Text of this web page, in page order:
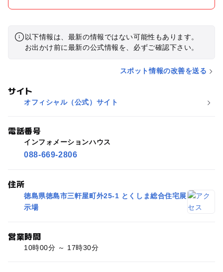
以下情報は、最新の情報ではない可能性もあります。
お出かけ前に最新の公式情報を、必ずご確認下さい。
スポット情報の改善を送る
サイト
オフィシャル（公式）サイト
電話番号
インフォメーションハウス
088-669-2806
住所
徳島県徳島市三軒屋町外25-1 とくしま総合住宅展
示場
営業時間
10時00分 ～ 17時30分